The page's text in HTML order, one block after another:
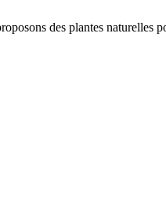
des plantes naturelles